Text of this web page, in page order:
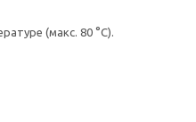
(макс. 80 °C).